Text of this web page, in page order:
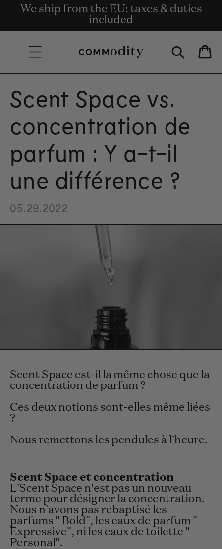
Skip to content
Livraison gratuite à partir de 135 €
d'achat.
We ship from the EU: taxes & duties
included
Get rewards for shopping with
Commodity.Circle
Bag
Scent Space vs.
concentration de
parfum : Y a-t-il
une différence ?
05.29.2022
Scent Space est-il la même chose que la
concentration de parfum ?
Ces deux notions sont-elles même liées
?
Nous remettons les pendules à l'heure.
Scent Space et concentration
L'Scent Space n'est pas un nouveau
terme pour désigner la concentration.
Nous n'avons pas rebaptisé les
parfums " Bold", les eaux de parfum "
Expressive", ni les eaux de toilette "
Personal".